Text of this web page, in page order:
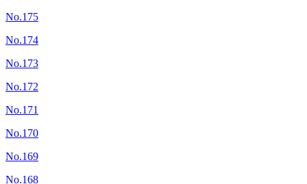
No.175
No.174
No.173
No.172
No.171
No.170
No.169
No.168